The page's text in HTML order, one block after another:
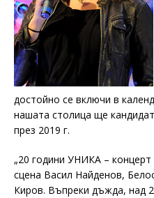
достойно се включи в
нашата столица ще
през 2019 г.
„20 години УНИКА –
сцена Васил Найденов,
Киров. Въпреки дъжда, над